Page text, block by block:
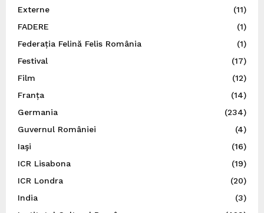
Externe
(11)
FADERE
(1)
Federația Felină Felis România
(1)
Festival
(17)
Film
(12)
Franța
(14)
Germania
(234)
Guvernul României
(4)
Iaşi
(16)
ICR Lisabona
(19)
ICR Londra
(20)
India
(3)